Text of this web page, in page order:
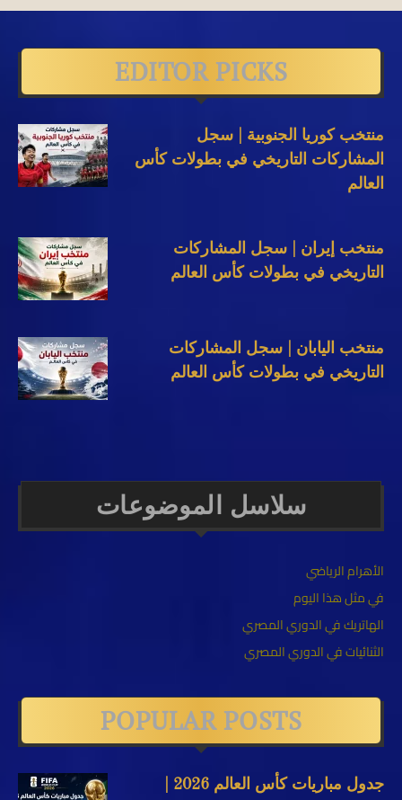
EDITOR PICKS
منتخب كوريا الجنوبية | سجل
المشاركات التاريخي في بطولات كأس
العالم
منتخب إيران | سجل المشاركات
التاريخي في بطولات كأس العالم
منتخب اليابان | سجل المشاركات
التاريخي في بطولات كأس العالم
سلاسل الموضوعات
الأهرام الرياضي
في مثل هذا اليوم
الهاتريك في الدوري المصري
الثنائيات في الدوري المصري
POPULAR POSTS